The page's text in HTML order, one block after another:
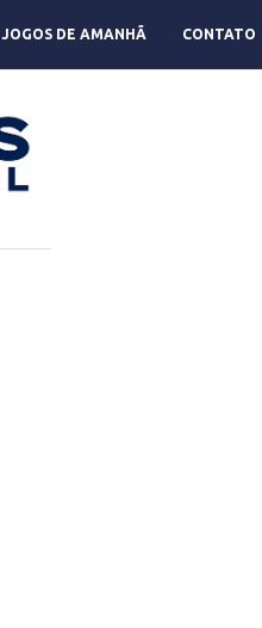
JOGOS DE AMANHÃ CONTATO